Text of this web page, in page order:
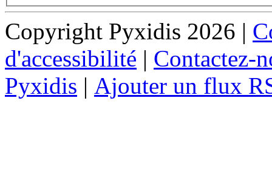
Copyright Pyxidis 2026 |
d'accessibilité | Contactez-
Pyxidis | Ajouter un flux